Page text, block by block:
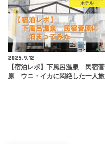
ホテル
2025.9.12
【宿泊レポ】下風呂温泉 民宿菅
原 ウニ・イカに悶絶した一人旅